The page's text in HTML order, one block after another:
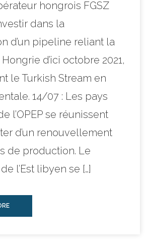
hongrois FGSZ
dans la
d’un pipeline reliant la
d’ici octobre 2021,
le Turkish Stream en
14/07 : Les pays
l’OPEP se réunissent
d’un renouvellement
de production. Le
l’Est libyen se […]